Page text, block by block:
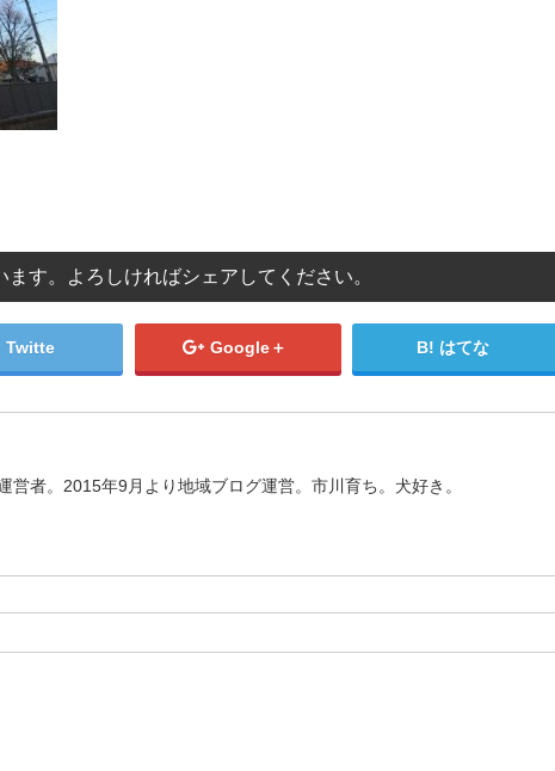
す。よろしければシェアしてください。
Twitte Google＋ はてな
営者。2015年9月より地域ブログ運営。市川育ち。犬好き。